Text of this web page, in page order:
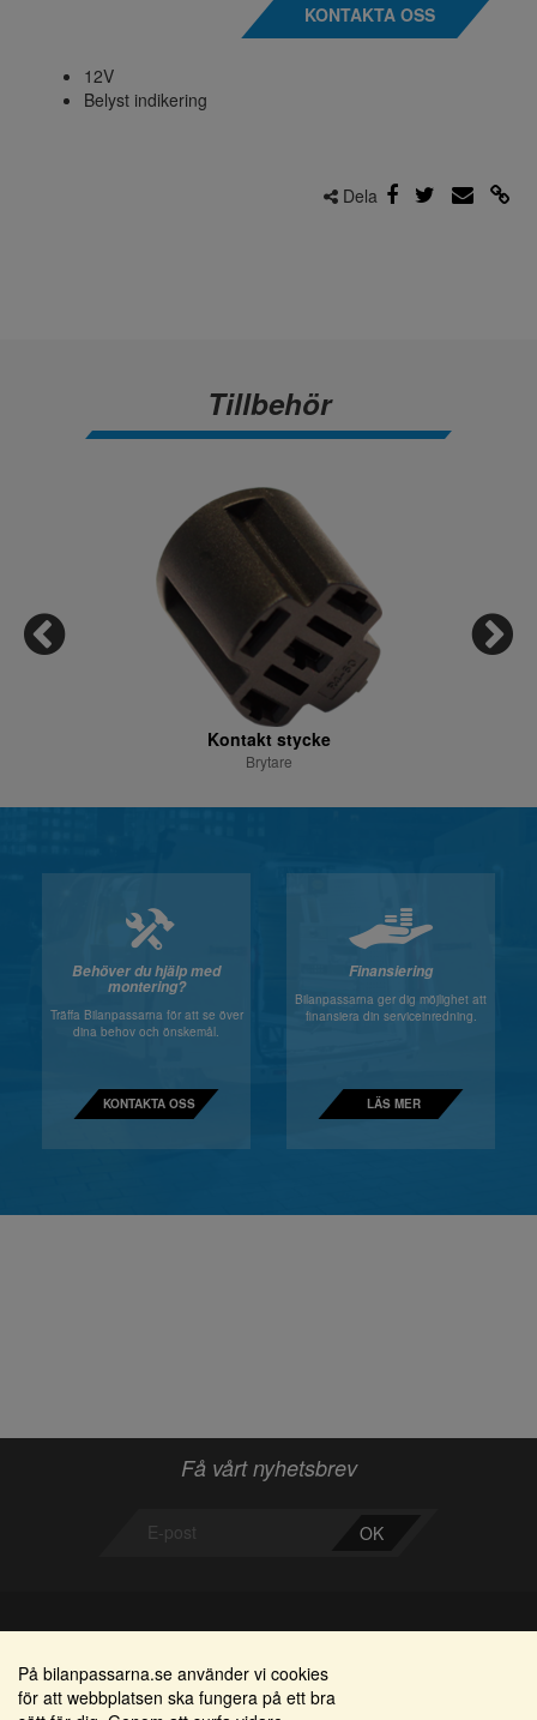
KONTAKTA OSS
12V
Belyst indikering
Dela
Tillbehör
Kontakt stycke
Brytare
Behöver du hjälp med
montering?
Träffa Bilanpassarna för att se över
dina behov och önskemål.
KONTAKTA OSS
Finansiering
Bilanpassarna ger dig möjlighet att
finansiera din serviceinredning.
LÄS MER
Få vårt nyhetsbrev
OK
Bilanpassarna
Smedjegatan 22
Områden
Alkomätare / alkolås
På bilanpassarna.se använder vi cookies
för att webbplatsen ska fungera på ett bra